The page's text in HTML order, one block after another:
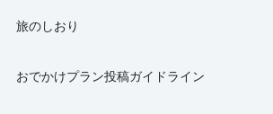
旅のしおり
おでかけプラン投稿ガイドライン